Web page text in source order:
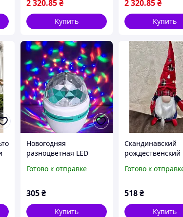
2 320.85₴
Купить
2 320.85₴
Купить
Новогодняя
разноцветная LED
Готово к отправке
305₴
Купить
Скандинавский
рождественский
Готово к
518₴
Купить